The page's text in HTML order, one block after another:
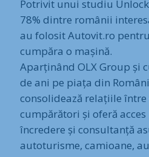
Potrivit unui studiu
78% dintre românii
au folosit Autovit.ro
cumpăra o mașină.
Aparținând OLX Group și
de ani pe piața din
consolidează relațiile între
cumpărători și oferă
încredere și consultanță
autoturisme, camioane,